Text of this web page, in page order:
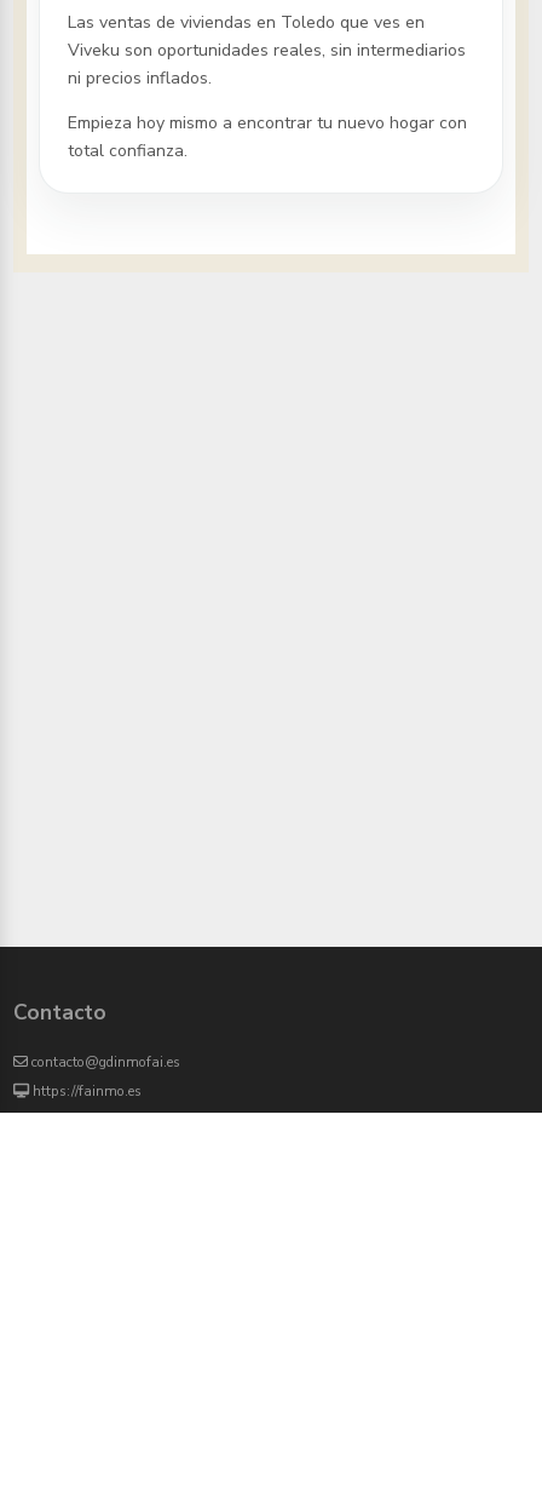
Las ventas de viviendasen Toledo que ves en
Viveku son oportunidades reales, sin intermediarios
ni precios inflados.
Empieza hoy mismo a encontrar tu nuevo hogar con
total confianza.
Contacto
contacto@gdinmofai.es
https://fainmo.es